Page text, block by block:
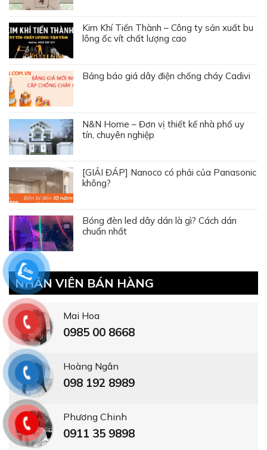
Kim Khí Tiến Thành – Công ty sản xuất bu
lông ốc vít chất lượng cao
Bảng báo giá dây điện chống cháy Cadivi
N&N Home – Đơn vị thiết kế nhà phố uy
tín, chuyên nghiệp
[GIẢI ĐÁP] Nanoco có phải của Panasonic
không?
Bóng đèn led dây dán là gì? Cách dán
chuẩn nhất
NHÂN VIÊN BÁN HÀNG
Mai Hoa
0985 00 8668
Hoàng Ngân
098 192 8989
Phương Chinh
0911 35 9898